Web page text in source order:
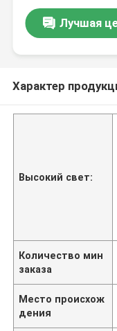
Лучшая
Характер
Высокий свет:
Количество мин
заказа
Место происхож
дения